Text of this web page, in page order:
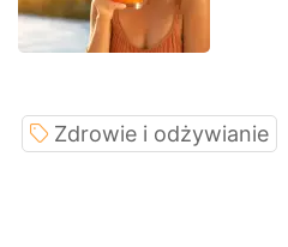
Zdrowie i odżywianie